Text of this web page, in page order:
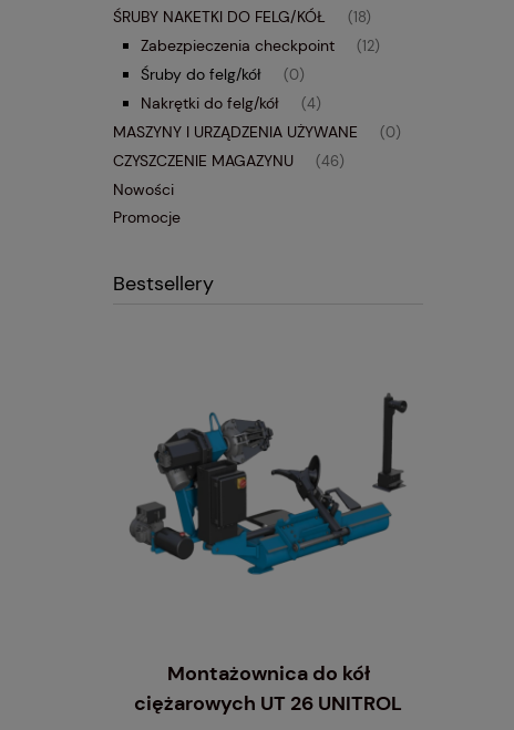
ŚRUBY NAKETKI DO FELG/KÓŁ (18)
Zabezpieczenia checkpoint (12)
Śruby do felg/kół (0)
Nakrętki do felg/kół (4)
MASZYNY I URZĄDZENIA UŻYWANE (0)
CZYSZCZENIE MAGAZYNU (46)
Nowości
Promocje
Bestsellery
Montażownica do kół
ciężarowych UT 26 UNITROL